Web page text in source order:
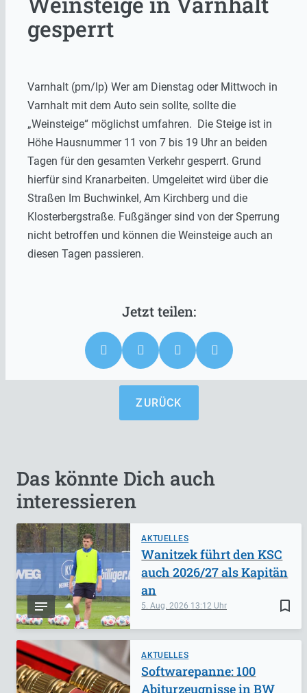
gesperrt
Varnhalt (pm/lp) Wer am Dienstag oder Mittwoch in
Varnhalt mit dem Auto sein sollte, sollte die
„Weinsteige“ möglichst umfahren. Die Steige ist in
Höhe Hausnummer 11 von 7 bis 19 Uhr an beiden
Tagen für den gesamten Verkehr gesperrt. Grund
hierfür sind Kranarbeiten. Umgeleitet wird über die
Straßen Im Buchwinkel, Am Kirchberg und die
Klosterbergstraße. Fußgänger sind von der Sperrung
nicht betroffen und können die Weinsteige auch an
diesen Tagen passieren.
ZURÜCK
Das könnte Dich auch
interessieren
AKTUELLES
bookmark_border
5. Aug. 2026 13:12
Wanitzek führt den KSC
auch 2026/27 als Kapitän
an
AKTUELLES
Softwarepanne: 100
Abiturzeugnisse in BW